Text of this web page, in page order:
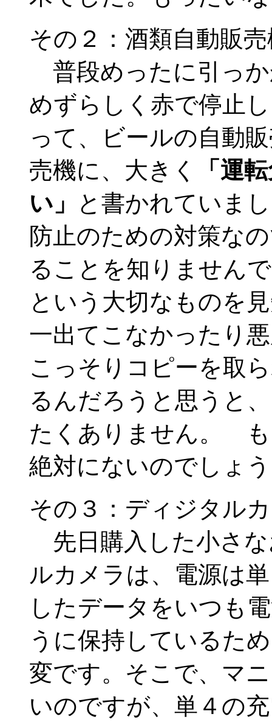
その２：酒類自動販
普段めったに引っ
めずらしく赤で停止
って、ビールの自動
売機に、大きく
「運
い」
と書かれていま
防止のための対策な
ることを知りません
という大切なものを
一出てこなかったり
こっそりコピーを取
るんだろうと思うと
たくありません。
絶対にないのでしょ
その３：ディジタル
先日購入した小さ
ルカメラは、電源は
したデータをいつも
うに保持しているた
変です。そこで、マ
いのですが、単４の